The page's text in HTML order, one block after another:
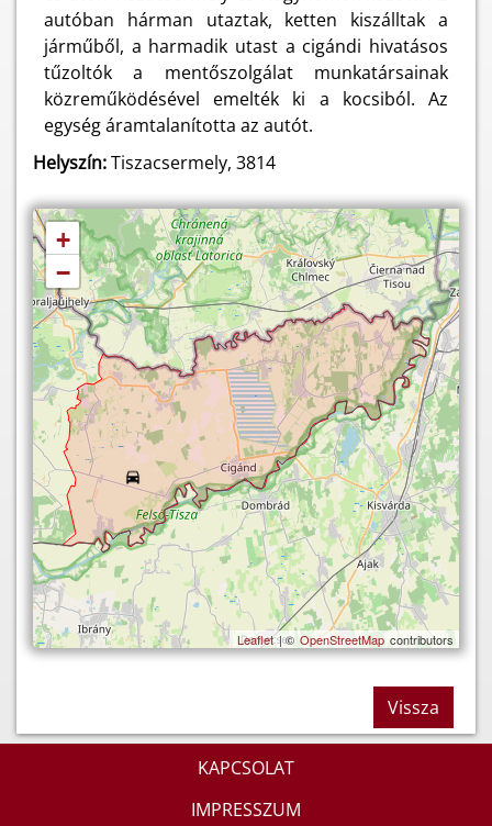
autóban hárman utaztak, ketten kiszálltak a
járműből, a harmadik utast a cigándi hivatásos
tűzoltók a mentőszolgálat munkatársainak
közreműködésével emelték ki a kocsiból. Az
egység áramtalanította az autót.
Helyszín:Tiszacsermely, 3814
+
−
Leaflet| © OpenStreetMap contributors
Vissza
KAPCSOLAT
IMPRESSZUM